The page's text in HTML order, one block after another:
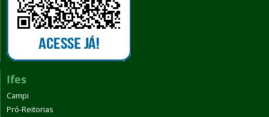
Ifes
Campi
Pró-Reitorias